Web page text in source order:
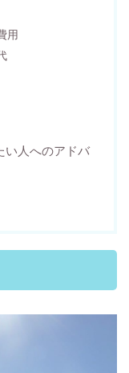
用
い人へのアドバ